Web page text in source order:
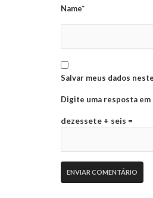
Name*
Salvar meus dados
Digite uma resposta em
dezessete + seis =